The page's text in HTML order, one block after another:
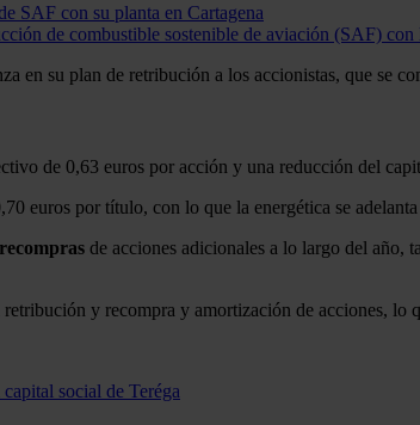
SAF con su planta en Cartagena
de combustible sostenible de aviación (SAF)
en su plan de retribución a los accionistas, que se
de 0,63 euros por acción y una reducción del
euros por título, con lo que la energética se
recompras de acciones adicionales a lo largo del año,
y recompra y amortización de acciones, lo